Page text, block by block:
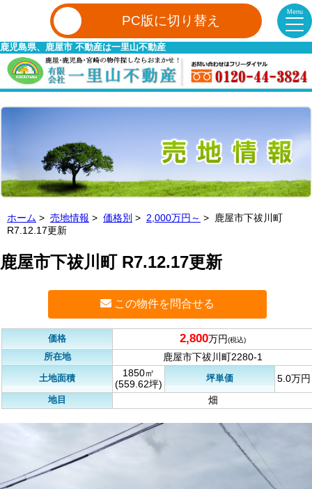
Menu
PC版に切り替え
鹿児島県、鹿屋市 不動産は一里山不動産
ホーム > 売地情報 > 価格別 > 2,000万円～ > 鹿屋市下祓川町
R7.12.17更新
鹿屋市下祓川町 R7.12.17更新
この物件を問合せる
価格 2,800万円(税込)
所在地
鹿屋市下祓川町2280-1
土地面積
1850㎡
(559.62坪)
坪単価
5.0万円
地目
畑